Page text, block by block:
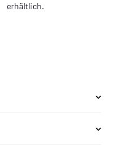
erhältlich.